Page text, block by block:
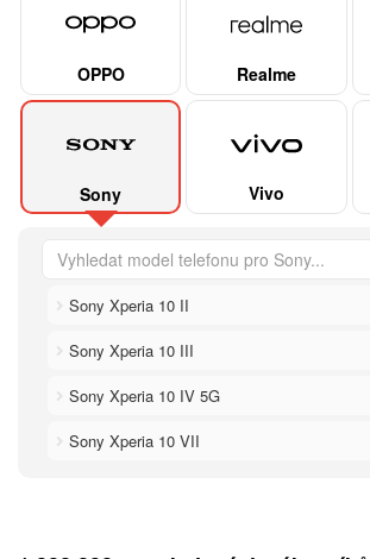
OPPO Realme
Sony Vivo
Sony Xperia 10 II
Sony Xperia 10 III
Sony Xperia 10 IV 5G
Sony Xperia 10 VII